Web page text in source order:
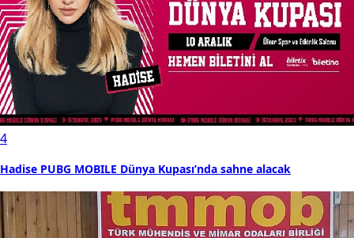
4
Hadise PUBG MOBILE Dünya Kupası’nda sahne alacak